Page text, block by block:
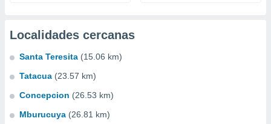
Localidades cercanas
Santa Teresita (15.06 km)
Tatacua (23.57 km)
Concepcion (26.53 km)
Mburucuya (26.81 km)